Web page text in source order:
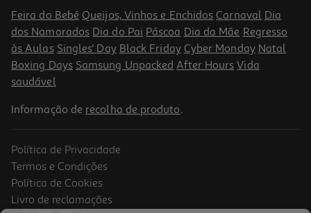
599,99 €
Feira do Bebé Queijos, Vinhos e Enchidos Carnaval Dia
dos Namorados Dia do Pai Páscoa Dia da Mãe Regresso
às Aulas Singles' Day Black Friday Cyber Monday Natal
Boxing Days Samsung Unpacked After Hours Vida
saudável
Informação de recolha de produto.
Política de Privacidade
Termos e Condições
Política de Cookies
Livro de reclamações